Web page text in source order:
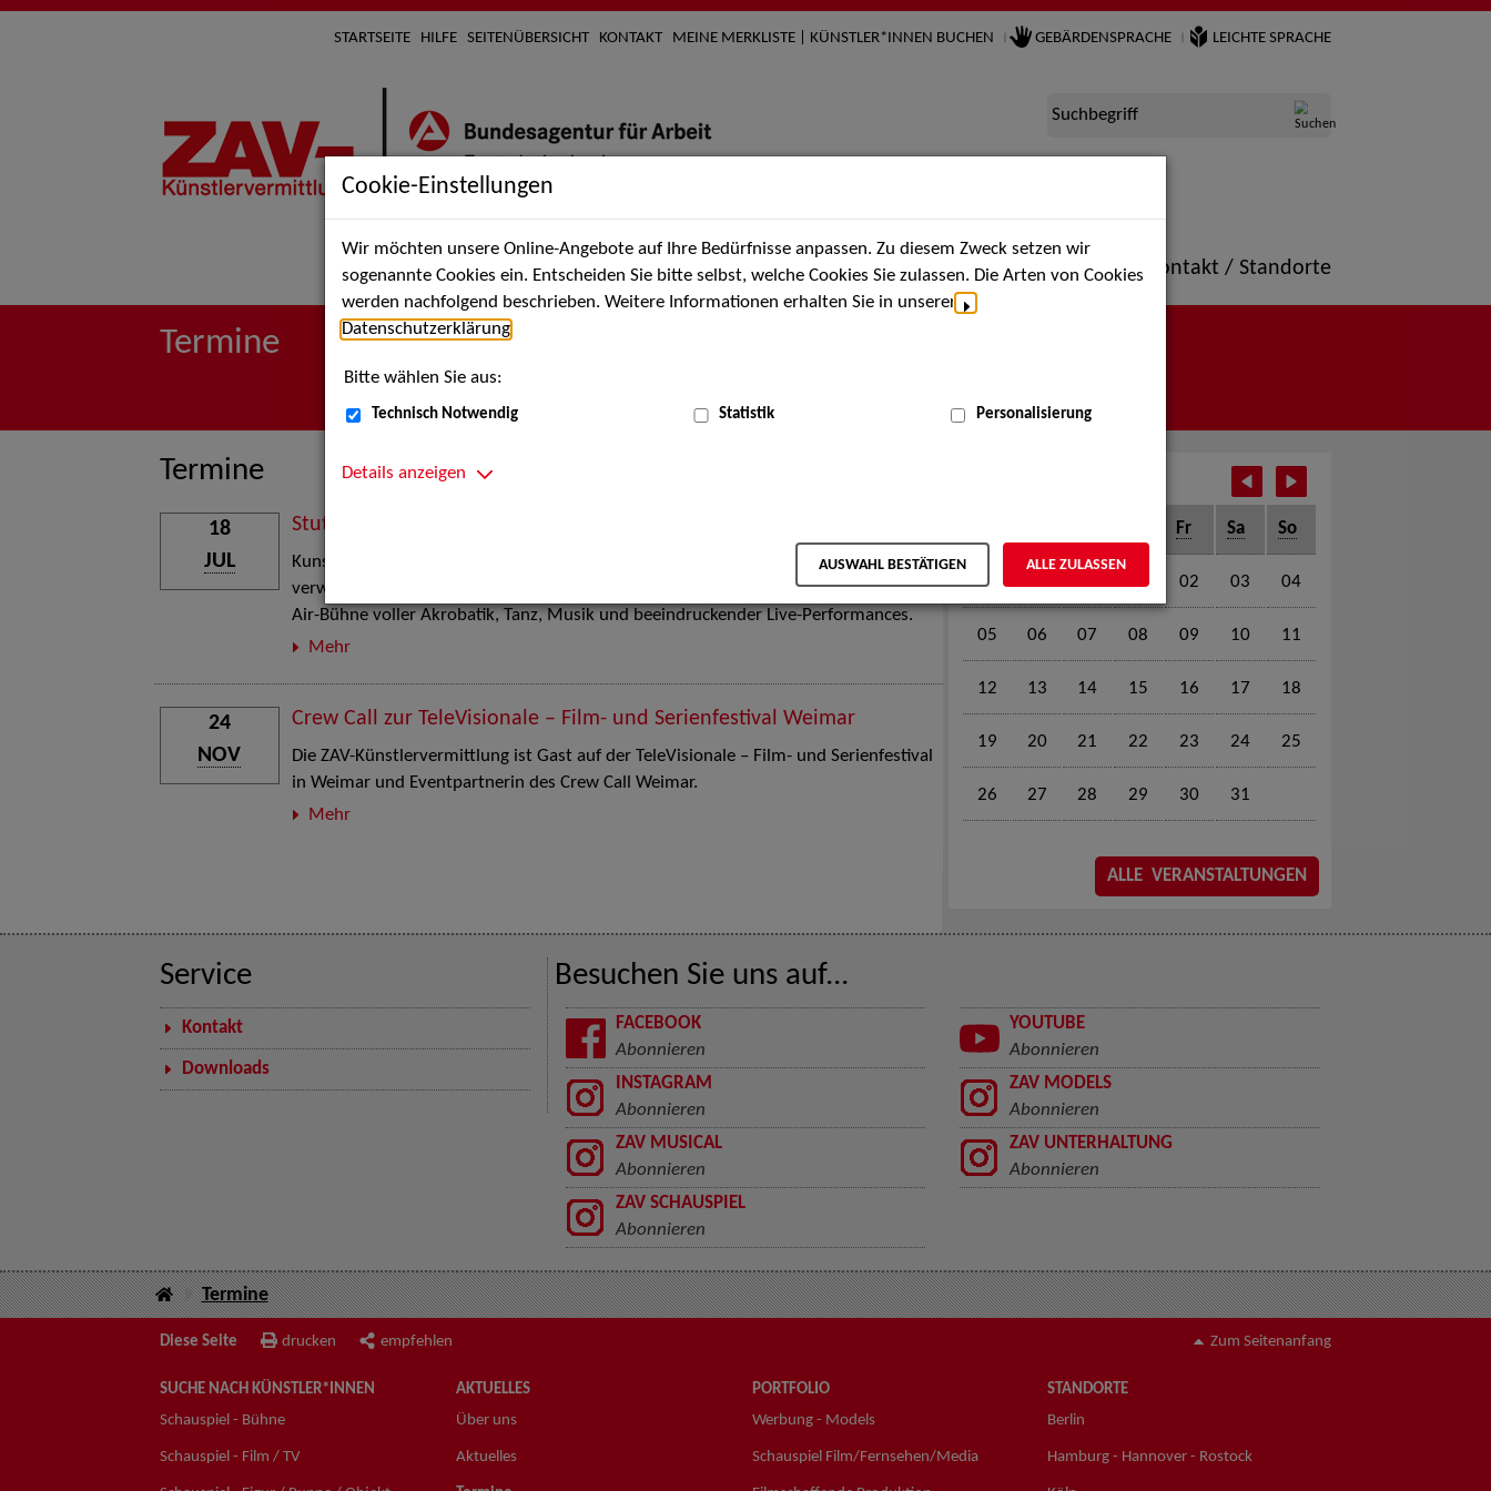
STARTSEITE HILFE SEITENÜBERSICHT KONTAKT MEINE MERKLISTE | KÜNSTLER*INNEN BUCHEN GEBÄRDENSPRACHE LEICHTE SPRACHE
Suchbegriff
Suche nach Künstler*innen Über uns Aktuelles Termine Portfolio Kontakt / Standorte
Termine
Termine
Stuttgart Street Art
Kunst, Live-Acts und Aktionen für Kinder und Familien. Die Stuttgart Street Art
verwandelt den Schlossplatz am 18. Juli 2026 von12 bis 18 Uhr in eine große Open-
Air-Bühne voller Akrobatik, Tanz, Musik und beeindruckender Live-Performances.
Mehr
18
JUL
Crew Call zur TeleVisionale – Film- und Serienfestival Weimar
Die ZAV-Künstlervermittlung ist Gast auf der TeleVisionale – Film- und Serienfestival
in Weimar und Eventpartnerin des Crew Call Weimar.
Mehr
24
NOV
Fr Sa So
01 02 03 04
05 06 07 08 09 10 11
12 13 14 15 16 17 18
19 20 21 22 23 24 25
26 27 28 29 30 31
ALLE VERANSTALTUNGEN
Service
Kontakt
Downloads
Besuchen Sie uns auf...
FACEBOOK
Abonnieren
YOUTUBE
Abonnieren
INSTAGRAM
Abonnieren
ZAV MODELS
Abonnieren
ZAV MUSICAL
Abonnieren
ZAV UNTERHALTUNG
Abonnieren
ZAV SCHAUSPIEL
Abonnieren
Termine
Diese Seite drucken empfehlen Zum Seitenanfang
SUCHE NACH KÜNSTLER*INNEN
Schauspiel - Bühne
Schauspiel - Film / TV
AKTUELLES
Über uns
Aktuelles
PORTFOLIO
Werbung - Models
Schauspiel Film/Fernsehen/Media
STANDORTE
Berlin
Hamburg - Hannover - Rostock
Cookie-Einstellungen
Wir möchten unsere Online-Angebote auf Ihre Bedürfnisse anpassen. Zu diesem Zweck setzen wir
sogenannte Cookies ein. Entscheiden Sie bitte selbst, welche Cookies Sie zulassen. Die Arten von Cookies
werden nachfolgend beschrieben. Weitere Informationen erhalten Sie in unserer
Datenschutzerklärung
Bitte wählen Sie aus:
Technisch Notwendig Statistik Personalisierung
Details anzeigen
AUSWAHL BESTÄTIGEN ALLE ZULASSEN